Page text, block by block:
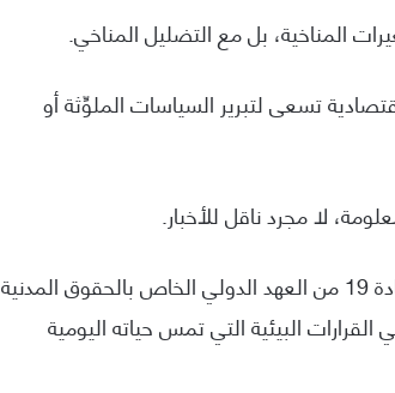
المناخية، بل مع التضليل المناخي.
تسعى لتبرير السياسات الملوِّثة أو
لا مجرد ناقل للأخبار.
فالحق في المعلومة المناخية الدقيقة والمستقلة، كما نصّت عليه المادة 19 من العهد الدولي الخاص بالحقوق المدنية
البيئية التي تمس حياته اليومية